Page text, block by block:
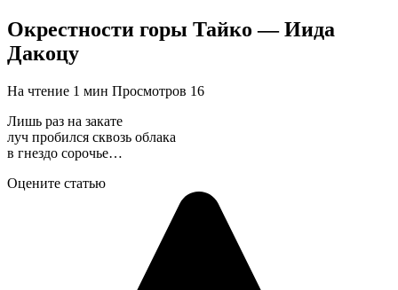
Окрестности горы Тайко — Иида
Дакоцу
На чтение 1 мин Просмотров 16
Лишь раз на закате
луч пробился сквозь облака
в гнездо сорочье…
Оцените статью